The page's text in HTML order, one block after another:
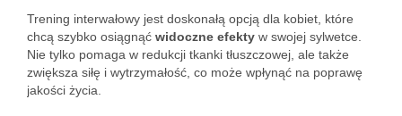
Trening interwałowy jest doskonałą opcją dla kobiet, które
chcą szybko osiągnąć widoczne efekty w swojej sylwetce.
Nie tylko pomaga w redukcji tkanki tłuszczowej, ale także
zwiększa siłę i wytrzymałość, co może wpłynąć na poprawę
jakości życia.